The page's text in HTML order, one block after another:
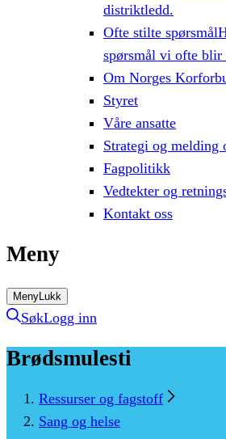
distriktledd.
Ofte stilte spørsmål
spørsmål vi ofte blir
Om Norges
Styret
Våre ansatte
Strategi og melding
Fagpolitikk
Vedtekter og
Kontakt oss
Meny
MenyLukk
SøkLogg inn
Brødsmulesti
Ressurser og fagstoff
Sang og helse